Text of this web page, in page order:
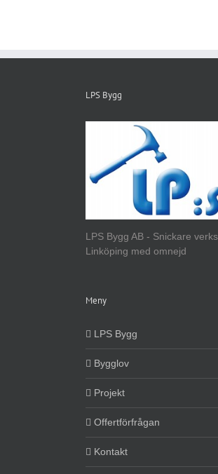
LPS Bygg
LPS Bygg AB - Snickare
Linköping med omnejd
Meny
LPS Bygg
Bygglov
Projekt
Offertförfrågan
Kontakt